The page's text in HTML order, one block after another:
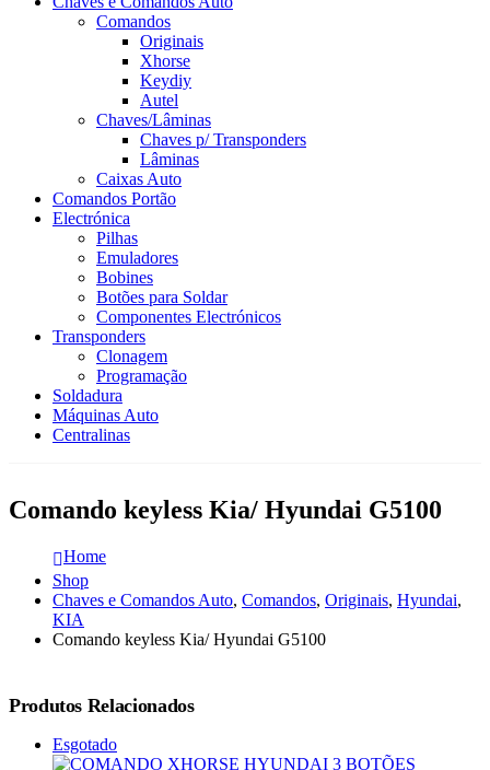
Comandos
Originais
Xhorse
Keydiy
Autel
Chaves/Lâminas
Chaves p/ Transponders
Lâminas
Caixas Auto
Comandos Portão
Electrónica
Pilhas
Emuladores
Bobines
Botões para Soldar
Componentes Electrónicos
Transponders
Clonagem
Programação
Soldadura
Máquinas Auto
Centralinas
Comando keyless Kia/ Hyundai G5100
Home
Shop
Chaves e Comandos Auto, Comandos, Originais, Hyundai,
KIA
Comando keyless Kia/ Hyundai G5100
Produtos Relacionados
Esgotado